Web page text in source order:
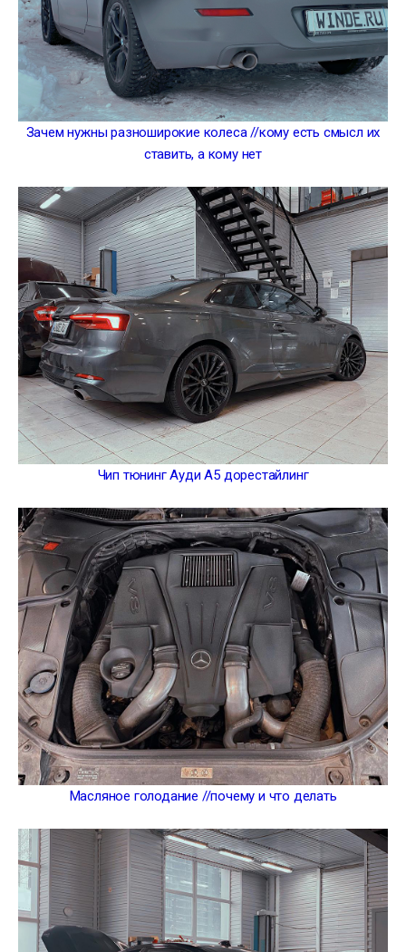
Зачем нужны разноширокие колеса //кому есть смысл их
ставить, а кому нет
Чип тюнинг Ауди А5 дорестайлинг
Масляное голодание //почему и что делать